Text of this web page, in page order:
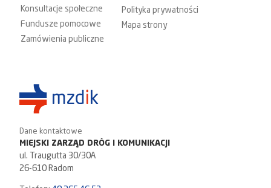
Konsultacje społeczne
Fundusze pomocowe
Zamówienia publiczne
Polityka prywatności
Mapa strony
Dane kontaktowe
MIEJSKI ZARZĄD DRÓG I KOMUNIKACJI
ul. Traugutta 30/30A
26-610 Radom